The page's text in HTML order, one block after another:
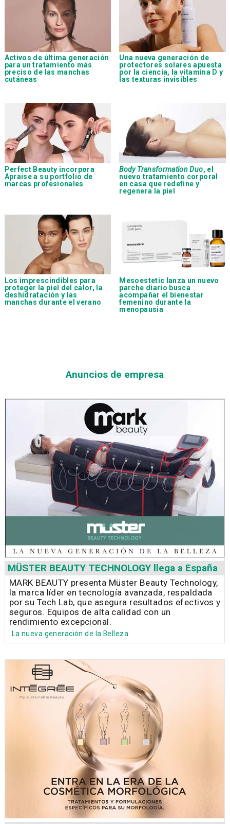
Activos de última generación
para un tratamiento más
preciso de las manchas
cutáneas
Una nueva generación de
protectores solares apuesta
por la ciencia, la vitamina D y
las texturas invisibles
Perfect Beauty incorpora
Apraise a su portfolio de
marcas profesionales
Body Transformation Duo, el
nuevo tratamiento corporal
en casa que redefine y
regenera la piel
Los imprescindibles para
proteger la piel del calor, la
deshidratación y las
manchas durante el verano
Mesoestetic lanza un nuevo
parche diario busca
acompañar el bienestar
femenino durante la
menopausia
Anuncios de empresa
MÜSTER BEAUTY TECHNOLOGY llega a España
MARK BEAUTY presenta Müster Beauty Technology,
la marca líder en tecnología avanzada, respaldada
por su Tech Lab, que asegura resultados efectivos y
seguros. Equipos de alta calidad con un
rendimiento excepcional.
La nueva generación de la Belleza